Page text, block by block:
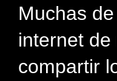
Muchas
internet
compartir